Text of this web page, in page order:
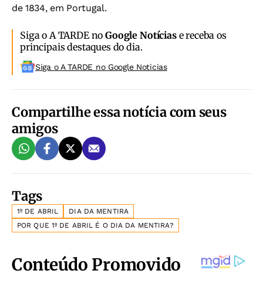
de 1834, em Portugal.
Siga o A TARDE noGoogle Notíciase receba os
principais destaques do dia.
Siga o A TARDE no Google Noticias
Compartilhe essa notícia com seus
amigos
Tags
1º DE ABRIL
DIA DA MENTIRA
POR QUE 1º DE ABRIL É O DIA DA MENTIRA?